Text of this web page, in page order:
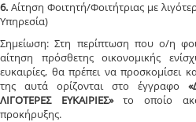
6. Αίτηση Φοιτητή/Φοιτήτριας με
Υπηρεσία)
Σημείωση: Στη περίπτωση που ο/η
αίτηση πρόσθετης οικονομικής
ευκαιρίες, θα πρέπει να προσκομίσει
της αυτά ορίζονται στο έγγραφο
ΛΙΓΟΤΕΡΕΣ ΕΥΚΑΙΡΙΕΣ»το οποίο
προκήρυξης.